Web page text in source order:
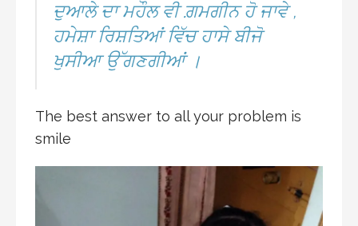
ਦੁਆਲੇ ਦਾ ਮਹੌਲ ਵੀ ਗ਼ਮਗੀਨ ਹੋ ਜਾਵੇ ,
ਹਮੇਸ਼ਾ ਰਿਸ਼ਤਿਆਂ ਵਿੱਚ ਹਾਸੇ ਬੀਜੋ
ਖੁਸੀਆ ਉੱਗਣਗੀਆਂ ।
The best answer to all your problem is
smile